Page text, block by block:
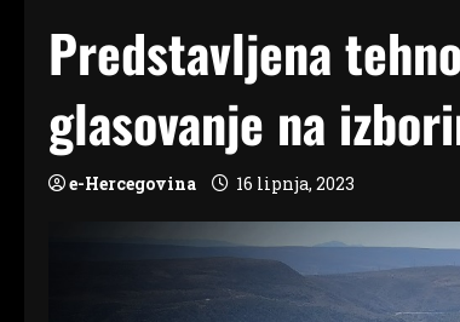
Predstavljena
glasovanje na
e-Hercegovina 16 lipnja, 2023